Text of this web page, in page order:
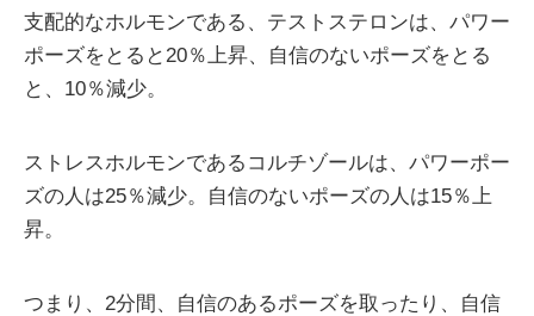
支配的なホルモンである、テストステロンは、パワー
ポーズをとると20％上昇、自信のないポーズをとる
と、10％減少。
ストレスホルモンであるコルチゾールは、パワーポー
ズの人は25％減少。自信のないポーズの人は15％上
昇。
つまり、2分間、自信のあるポーズを取ったり、自信